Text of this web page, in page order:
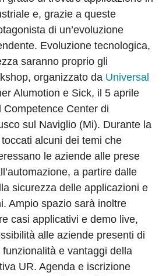
e, grazie a queste
di un’evoluzione
Evoluzione tecnologica,
saranno proprio gli
organizzato da Universal
Alumotion e Sick, il 5 aprile
Competence Center di
sul Naviglio (Mi). Durante la
alcuni dei temi che
le aziende alle prese
a partire dalle
sicurezza delle applicazioni e
Ampio spazio sarà inoltre
casi applicativi e demo live,
alle aziende presenti di
e vantaggi della
UR. Agenda e iscrizione